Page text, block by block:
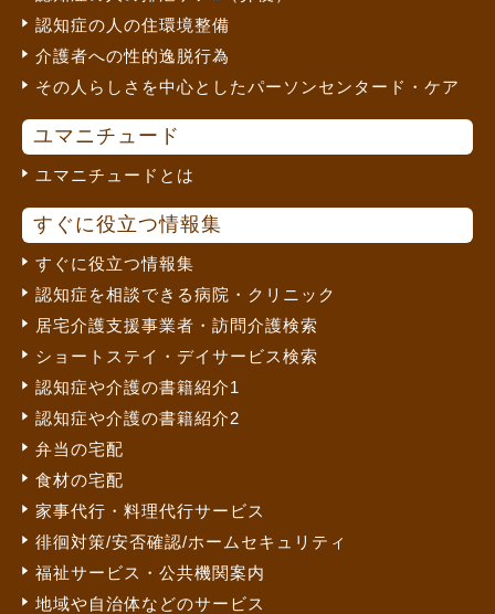
認知症の人の住環境整備
介護者への性的逸脱行為
その人らしさを中心としたパーソンセンタード・ケア
ユマニチュード
ユマニチュードとは
すぐに役立つ情報集
すぐに役立つ情報集
認知症を相談できる病院・クリニック
居宅介護支援事業者・訪問介護検索
ショートステイ・デイサービス検索
認知症や介護の書籍紹介1
認知症や介護の書籍紹介2
弁当の宅配
食材の宅配
家事代行・料理代行サービス
徘徊対策/安否確認/ホームセキュリティ
福祉サービス・公共機関案内
地域や自治体などのサービス